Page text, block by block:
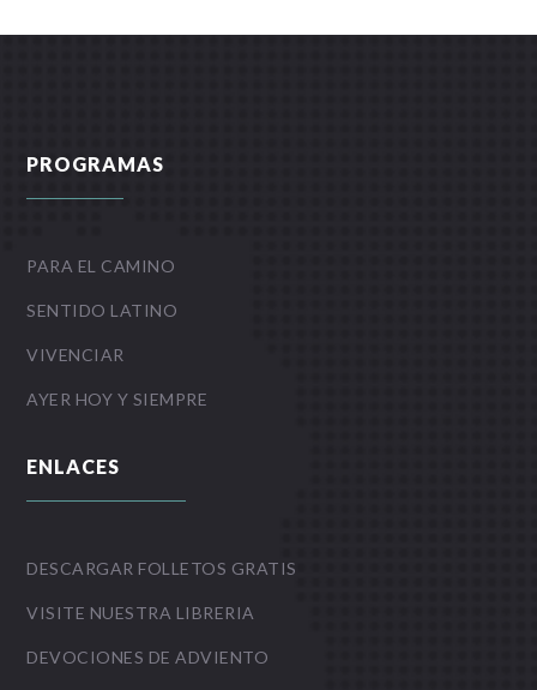
PROGRAMAS
PARA EL CAMINO
SENTIDO LATINO
VIVENCIAR
AYER HOY Y SIEMPRE
ENLACES
DESCARGAR FOLLETOS GRATIS
VISITE NUESTRA LIBRERIA
DEVOCIONES DE ADVIENTO